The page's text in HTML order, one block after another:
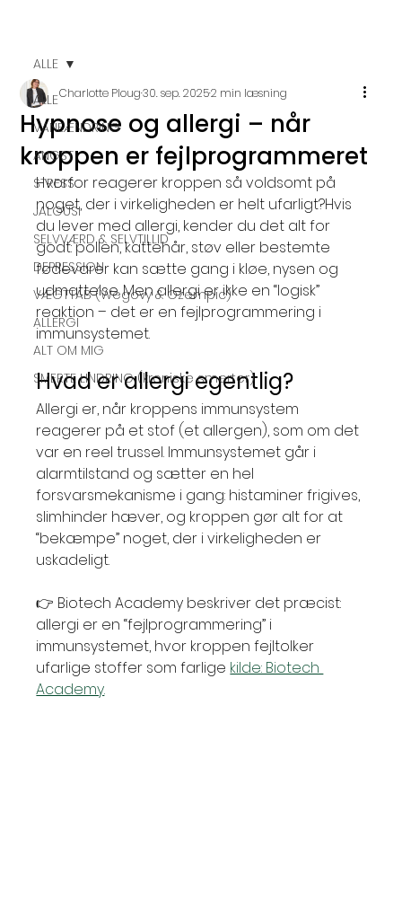
ALLE
VANEÆNDRING
ANGST
STRESS
JALOUSI
SELVVÆRD & SELVTILLID
DEPRESSION
VÆGTTAB (Wegovy & Ozempic)
ALLERGI
ALT OM MIG
SMERTE LINDRING (kroniske smerter)
ALLE
Hypnose og allergi – når
kroppen er fejlprogrammeret
Charlotte Ploug30. sep. 20252 min læsning
Hvorfor reagerer kroppen så voldsomt på
noget, der i virkeligheden er helt ufarligt?Hvis
du lever med allergi, kender du det alt for
godt: pollen, kattehår, støv eller bestemte
fødevarer kan sætte gang i kløe, nysen og
udmattelse. Men allergi er ikke en “logisk”
reaktion – det er en fejlprogrammering i
immunsystemet.
Hvad er allergi egentlig?
Allergi er, når kroppens immunsystem
reagerer på et stof (et allergen), som om det
var en reel trussel. Immunsystemet går i
alarmtilstand og sætter en hel
forsvarsmekanisme i gang: histaminer frigives,
slimhinder hæver, og kroppen gør alt for at
“bekæmpe” noget, der i virkeligheden er
uskadeligt.
👉 Biotech Academy beskriver det præcist:
allergi er en “fejlprogrammering” i
immunsystemet, hvor kroppen fejltolker
ufarlige stoffer som farlige kilde: Biotech
Academy.